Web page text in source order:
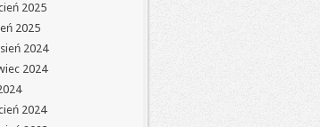
2025
2025
2024
2024
2024